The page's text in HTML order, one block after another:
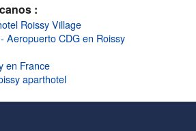
:
Roissy Village
Aeropuerto CDG en Roissy
en France
aparthotel